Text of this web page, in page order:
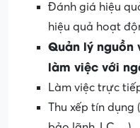
Đánh giá hiệu
hiệu quả hoạt
Quản lý nguồn
làm việc với
Làm việc trực
Thu xếp tín dụng